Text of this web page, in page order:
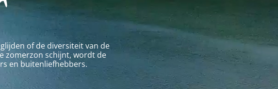
of de diversiteit van de
zomerzon schijnt, wordt de
en buitenliefhebbers.